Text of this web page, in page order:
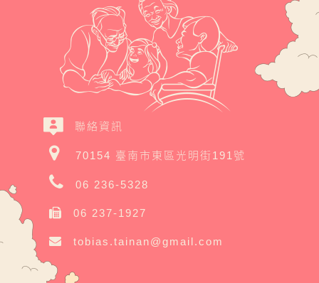
聯絡資訊
70154 臺南市東區光明街191號
06 236-5328
06 237-1927
tobias.tainan@gmail.com